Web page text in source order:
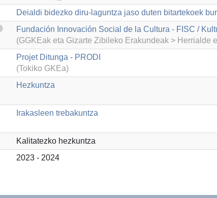
Deialdi bidezko diru-laguntza jaso duten bitartekoek
Fundación Innovación Social de la Cultura - FISC /
(GGKEak eta Gizarte Zibileko Erakundeak > Herrialde
Projet Ditunga - PRODI
(Tokiko GKEa)
Hezkuntza
Irakasleen trebakuntza
Kalitatezko hezkuntza
2023 - 2024